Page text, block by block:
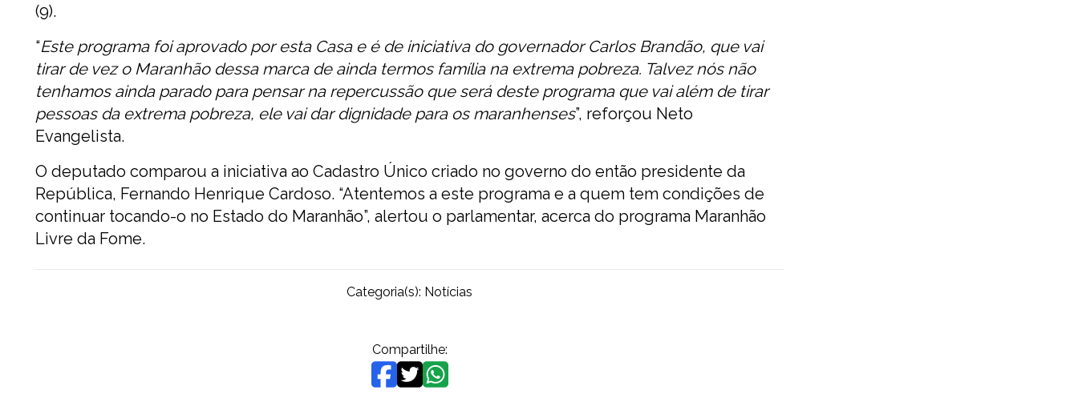
(9).
“Este programa foi aprovado por esta Casa e é de iniciativa do governador Carlos Brandão, que vai
tirar de vez o Maranhão dessa marca de ainda termos família na extrema pobreza. Talvez nós não
tenhamos ainda parado para pensar na repercussão que será deste programa que vai além de tirar
pessoas da extrema pobreza, ele vai dar dignidade para os maranhenses”, reforçou Neto
Evangelista.
O deputado comparou a iniciativa ao Cadastro Único criado no governo do então presidente da
República, Fernando Henrique Cardoso. “Atentemos a este programa e a quem tem condições de
continuar tocando-o no Estado do Maranhão”, alertou o parlamentar, acerca do programa Maranhão
Livre da Fome.
Categoria(s): Notícias
Compartilhe: